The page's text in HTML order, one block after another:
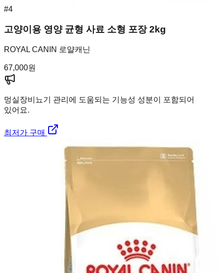
#4
고양이용 영양 균형 사료 소형 포장 2kg
ROYAL CANIN 로얄캐닌
67,000원
멍실장비뇨기 관리에 도움되는 기능성 성분이 포함되어
있어요.
최저가 구매